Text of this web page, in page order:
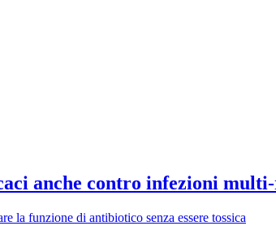
anche contro infezioni
la funzione di antibiotico senza essere tossica